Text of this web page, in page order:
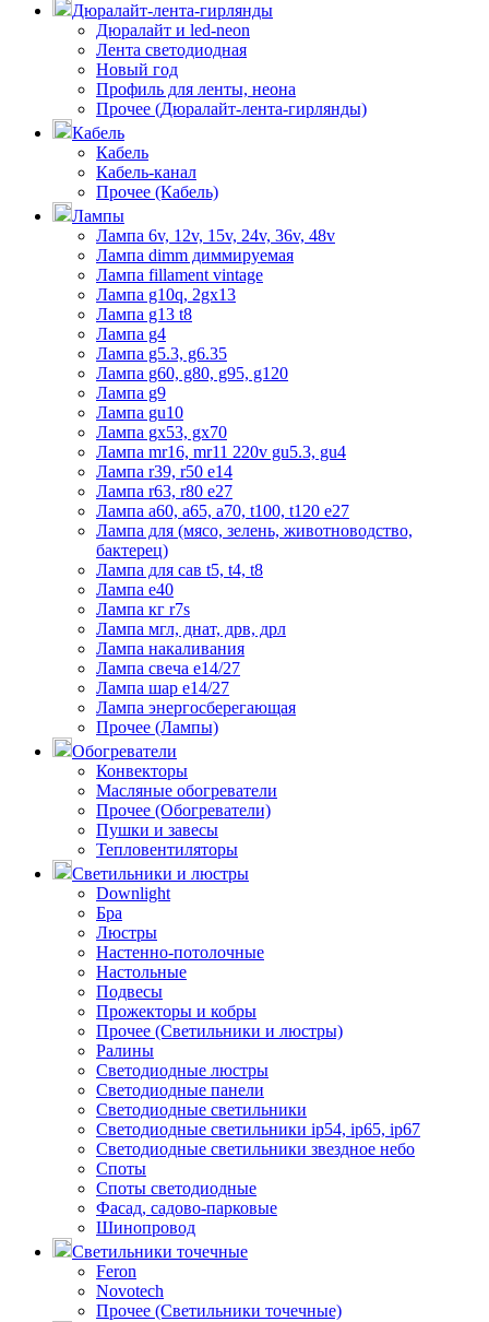
Дюралайт-лента-гирлянды
Дюралайт и led-neon
Лента светодиодная
Новый год
Профиль для ленты, неона
Прочее (Дюралайт-лента-гирлянды)
Кабель
Кабель
Кабель-канал
Прочее (Кабель)
Лампы
Лампа 6v, 12v, 15v, 24v, 36v, 48v
Лампа dimm диммируемая
Лампа fillament vintage
Лампа g10q, 2gx13
Лампа g13 t8
Лампа g4
Лампа g5.3, g6.35
Лампа g60, g80, g95, g120
Лампа g9
Лампа gu10
Лампа gx53, gx70
Лампа mr16, mr11 220v gu5.3, gu4
Лампа r39, r50 е14
Лампа r63, r80 е27
Лампа а60, а65, а70, t100, t120 е27
Лампа для (мясо, зелень, животноводство,
бактерец)
Лампа для сав t5, t4, t8
Лампа е40
Лампа кг r7s
Лампа мгл, днат, дрв, дрл
Лампа накаливания
Лампа свеча е14/27
Лампа шар е14/27
Лампа энергосберегающая
Прочее (Лампы)
Обогреватели
Конвекторы
Масляные обогреватели
Прочее (Обогреватели)
Пушки и завесы
Тепловентиляторы
Светильники и люстры
Downlight
Бра
Люстры
Настенно-потолочные
Настольные
Подвесы
Прожекторы и кобры
Прочее (Светильники и люстры)
Ралины
Светодиодные люстры
Светодиодные панели
Светодиодные светильники
Светодиодные светильники ip54, ip65, ip67
Светодиодные светильники звездное небо
Споты
Споты светодиодные
Фасад, садово-парковые
Шинопровод
Светильники точечные
Feron
Novotech
Прочее (Светильники точечные)